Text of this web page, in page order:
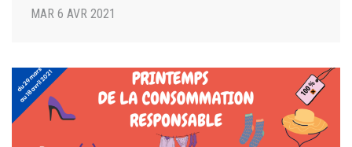
MAR 6 AVR 2021